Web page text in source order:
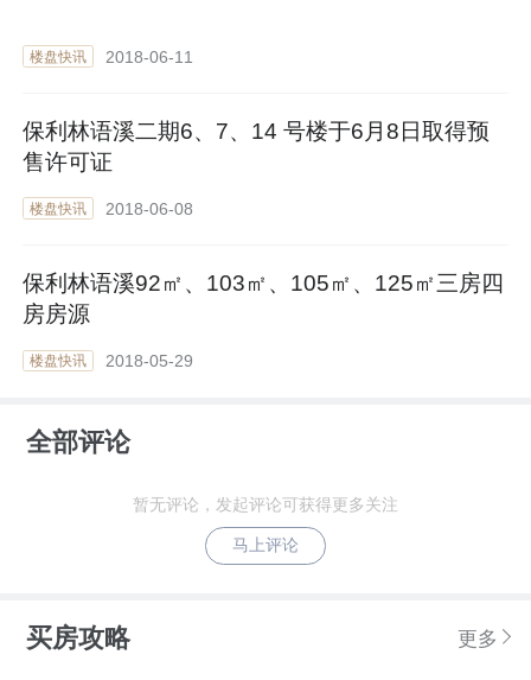
楼盘快讯 2018-06-11
保利林语溪二期6、7、14 号楼于6月8日取得预
售许可证
楼盘快讯 2018-06-08
保利林语溪92㎡、103㎡、105㎡、125㎡三房四
房房源
楼盘快讯 2018-05-29
全部评论
暂无评论，发起评论可获得更多关注
马上评论
买房攻略 更多